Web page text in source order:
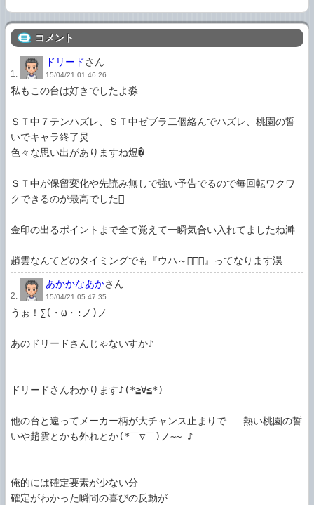
コメント
1.
ドリードさん
15/04/21 01:46:26
私もこの台は好きでしたよ淼
ＳＴ中７テンハズレ、ＳＴ中ゼブラ二個絡んでハズレ、桃園の誓
いでキャラ終了炅
色々な思い出がありますね煜�
ＳＴ中が保留変化や先読み無しで強い予告でるので毎回転ワクワ
クできるのが最高でした
金印の出るポイントまで全て覚えて一瞬気合い入れてましたね溿
趙雲なんてどのタイミングでも『ウハ～』ってなります淏
2.
あかかなあかさん
15/04/21 05:47:35
うぉ！∑(・ω・:ノ)ノ
あのドリードさんじゃないすか♪
ドリードさんわかります♪(*≧∀≦*)
他の台と違ってメーカー柄が大チャンス止まりで   熱い桃園の誓
いや趙雲とかも外れとか(*￣▽￣)ノ~~ ♪
俺的には確定要素が少ない分
確定がわかった瞬間の喜びの反動が